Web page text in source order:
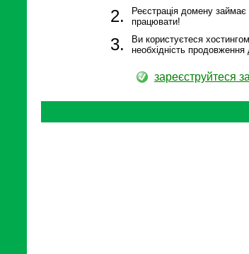
2.
Реєстрація домену
працювати!
3.
Ви користуєтеся
необхідність продовження
зареєструйтеся